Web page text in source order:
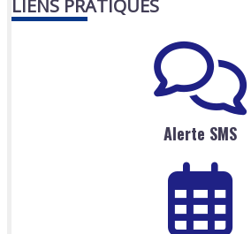
LIENS PRATIQUES
Alerte SMS